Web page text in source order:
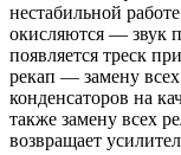
нестабильной
окисляются — звук
появляется треск
рекап — замену
конденсаторов на
также замену всех
возвращает